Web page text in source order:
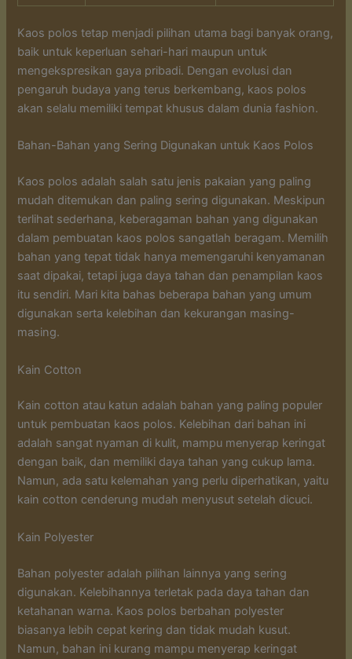
Kaos polos tetap menjadi pilihan utama bagi banyak orang,
baik untuk keperluan sehari-hari maupun untuk
mengekspresikan gaya pribadi. Dengan evolusi dan
pengaruh budaya yang terus berkembang, kaos polos
akan selalu memiliki tempat khusus dalam dunia fashion.
Bahan-Bahan yang Sering Digunakan untuk Kaos Polos
Kaos polos adalah salah satu jenis pakaian yang paling
mudah ditemukan dan paling sering digunakan. Meskipun
terlihat sederhana, keberagaman bahan yang digunakan
dalam pembuatan kaos polos sangatlah beragam. Memilih
bahan yang tepat tidak hanya memengaruhi kenyamanan
saat dipakai, tetapi juga daya tahan dan penampilan kaos
itu sendiri. Mari kita bahas beberapa bahan yang umum
digunakan serta kelebihan dan kekurangan masing-
masing.
Kain Cotton
Kain cotton atau katun adalah bahan yang paling populer
untuk pembuatan kaos polos. Kelebihan dari bahan ini
adalah sangat nyaman di kulit, mampu menyerap keringat
dengan baik, dan memiliki daya tahan yang cukup lama.
Namun, ada satu kelemahan yang perlu diperhatikan, yaitu
kain cotton cenderung mudah menyusut setelah dicuci.
Kain Polyester
Bahan polyester adalah pilihan lainnya yang sering
digunakan. Kelebihannya terletak pada daya tahan dan
ketahanan warna. Kaos polos berbahan polyester
biasanya lebih cepat kering dan tidak mudah kusut.
Namun, bahan ini kurang mampu menyerap keringat